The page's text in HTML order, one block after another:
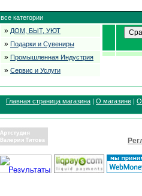
все категории
» ДОМ, БЫТ, УЮТ
» Подарки и Сувениры
» Промышленная Индустрия
» Сервис и Услуги
Главная страница магазина | О магазине |